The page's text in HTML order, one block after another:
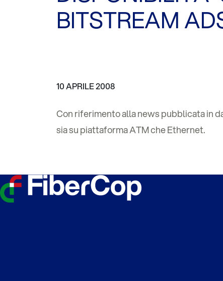
BITSTREAM
10 APRILE 2008
Con riferimento alla news pubblicata in
sia su piattaforma ATM che Ethernet.